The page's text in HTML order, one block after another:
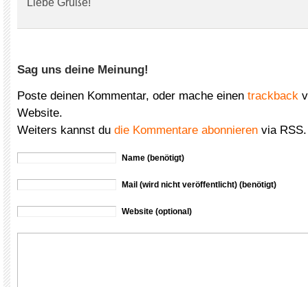
Liebe Grüße!
Sag uns deine Meinung!
Poste deinen Kommentar, oder mache einen trackback
Website.
Weiters kannst du die Kommentare abonnieren via RSS.
Name (benötigt)
Mail (wird nicht veröffentlicht) (benötigt)
Website (optional)